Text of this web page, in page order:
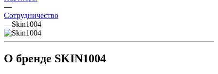
—
Сотрудничество
—Skin1004
О бренде SKIN1004